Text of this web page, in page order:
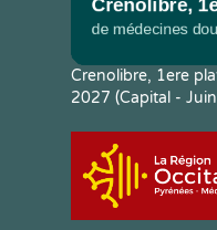
Crenolibre, 1ere
2027 (Capital -